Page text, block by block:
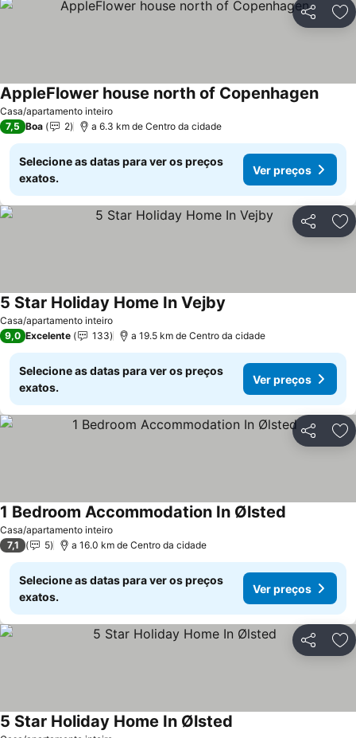
Partilhar
Casa/apartamento inteiro
AppleFlower house north of Copenhagen
7,5 Boa 2 a 6.3 km de Centro da cidade
Selecione as datas para ver os preços
exatos.
Ver preços
Partilhar
Casa/apartamento inteiro
5 Star Holiday Home In Vejby
9,0 Excelente 133 a 19.5 km de Centro da cidade
Selecione as datas para ver os preços
exatos.
Ver preços
Partilhar
Casa/apartamento inteiro
1 Bedroom Accommodation In Ølsted
7,1 5 a 16.0 km de Centro da cidade
Selecione as datas para ver os preços
exatos.
Ver preços
Partilhar
5 Star Holiday Home In Ølsted